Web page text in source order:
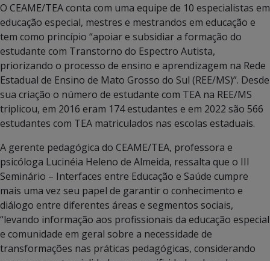
O CEAME/TEA conta com uma equipe de 10 especialistas em
educação especial, mestres e mestrandos em educação e
tem como princípio “apoiar e subsidiar a formação do
estudante com Transtorno do Espectro Autista,
priorizando o processo de ensino e aprendizagem na Rede
Estadual de Ensino de Mato Grosso do Sul (REE/MS)”. Desde
sua criação o número de estudante com TEA na REE/MS
triplicou, em 2016 eram 174 estudantes e em 2022 são 566
estudantes com TEA matriculados nas escolas estaduais.
A gerente pedagógica do CEAME/TEA, professora e
psicóloga Lucinéia Heleno de Almeida, ressalta que o III
Seminário – Interfaces entre Educação e Saúde cumpre
mais uma vez seu papel de garantir o conhecimento e
diálogo entre diferentes áreas e segmentos sociais,
“levando informação aos profissionais da educação especial
e comunidade em geral sobre a necessidade de
transformações nas práticas pedagógicas, considerando